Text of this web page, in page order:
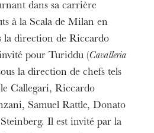
dans sa carrière
à la Scala de Milan en
la direction de Riccardo
pour Turiddu (Cavalleria
la direction de chefs tels
Callegari, Riccardo
Samuel Rattle, Donato
Il est invité par la